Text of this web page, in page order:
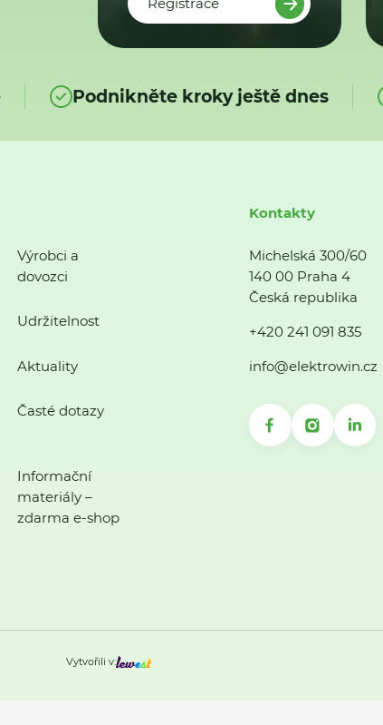
Podnikněte kroky ještě dnes
Výrobci a
dovozci
Udržitelnost
Aktuality
Časté dotazy
Informační
materiály –
zdarma e-shop
Kontakty
Michelská 300/60
140 00 Praha 4
Česká republika
+420 241 091 835
info@elektrowin.cz
Vytvořili v: